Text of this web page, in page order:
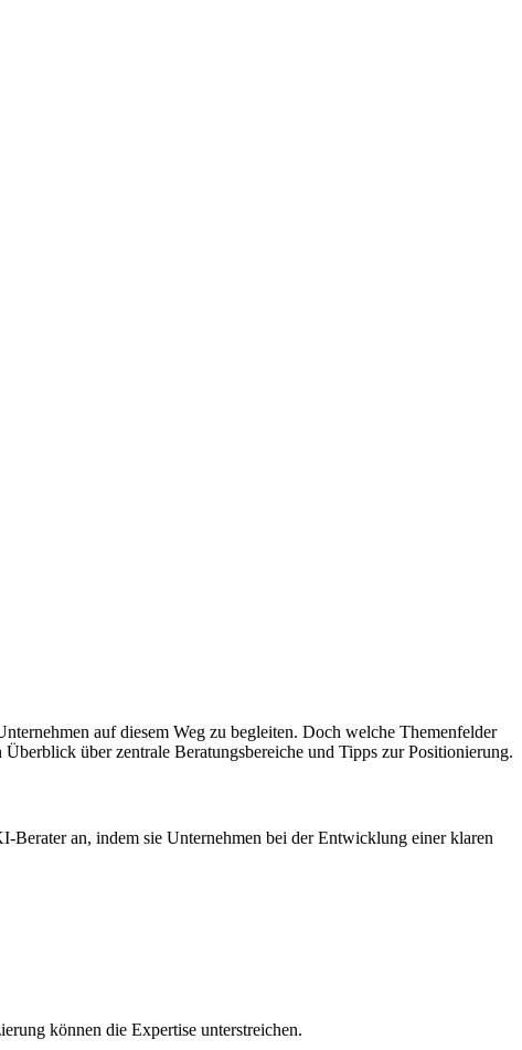
auf diesem Weg zu begleiten. Doch welche Themenfelder
über zentrale Beratungsbereiche und Tipps zur Positionierung.
an, indem sie Unternehmen bei der Entwicklung einer klaren
können die Expertise unterstreichen.